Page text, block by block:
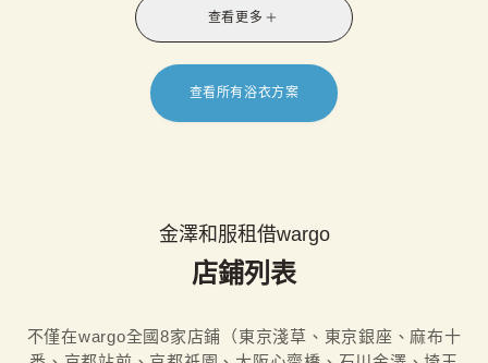
查看更多
查看所有浴衣方案
金澤和服租借wargo
店鋪列表
不僅在wargo全國8家店鋪（東京淺草、東京銀座、麻布十